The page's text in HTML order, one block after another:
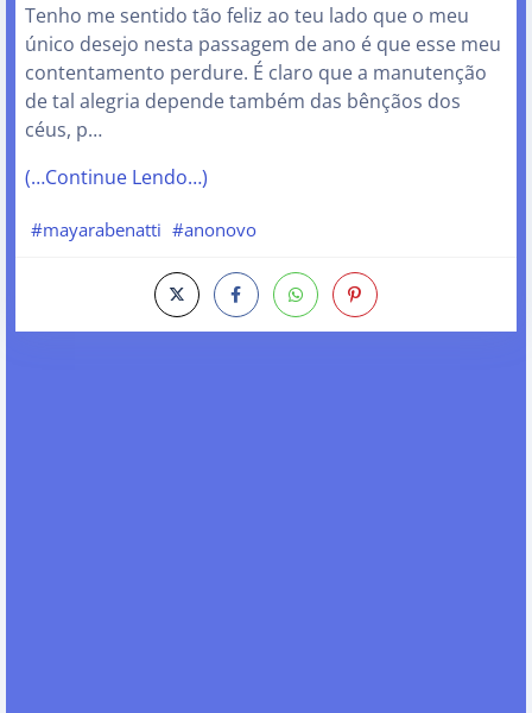
Tenho me sentido tão feliz ao teu lado que o meu
único desejo nesta passagem de ano é que esse meu
contentamento perdure. É claro que a manutenção
de tal alegria depende também das bênçãos dos
céus, p…
(…Continue Lendo…)
#mayarabenatti #anonovo